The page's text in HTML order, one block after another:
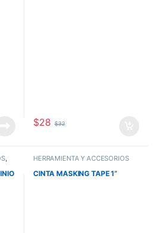
$28 $32
, HERRAMIENTA Y ACCESORIOS
CINTA MASKING TAPE 1”